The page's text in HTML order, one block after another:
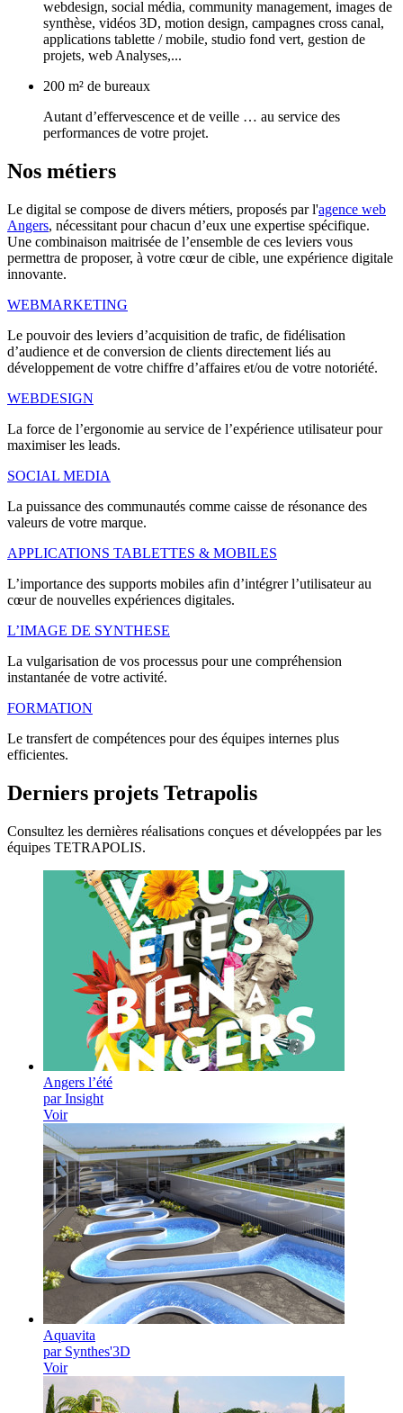
webdesign, social média, community management, images de
synthèse, vidéos 3D, motion design, campagnes cross canal,
applications tablette / mobile, studio fond vert, gestion de
projets, web Analyses,...
200 m² de bureaux
Autant d’effervescence et de veille … au service des
performances de votre projet.
Nos métiers
Le digital se compose de divers métiers, proposés par l'agence web
Angers, nécessitant pour chacun d’eux une expertise spécifique.
Une combinaison maitrisée de l’ensemble de ces leviers vous
permettra de proposer, à votre cœur de cible, une expérience digitale
innovante.
WEBMARKETING
Le pouvoir des leviers d’acquisition de trafic, de fidélisation
d’audience et de conversion de clients directement liés au
développement de votre chiffre d’affaires et/ou de votre notoriété.
WEBDESIGN
La force de l’ergonomie au service de l’expérience utilisateur pour
maximiser les leads.
SOCIAL MEDIA
La puissance des communautés comme caisse de résonance des
valeurs de votre marque.
APPLICATIONS TABLETTES & MOBILES
L’importance des supports mobiles afin d’intégrer l’utilisateur au
cœur de nouvelles expériences digitales.
L’IMAGE DE SYNTHESE
La vulgarisation de vos processus pour une compréhension
instantanée de votre activité.
FORMATION
Le transfert de compétences pour des équipes internes plus
efficientes.
Derniers projets Tetrapolis
Consultez les dernières réalisations conçues et développées par les
équipes TETRAPOLIS.
Angers l’été
par Insight
Voir
Aquavita
par Synthes'3D
Voir